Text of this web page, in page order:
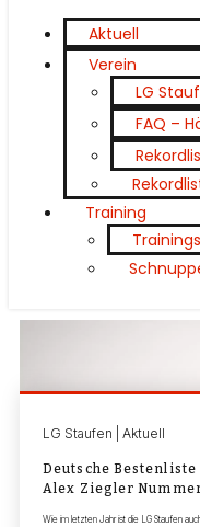
Aktuell
Verein
LG
FAQ –
Training
LG Staufen | Aktuell
Deutsche Bestenliste
Alex Ziegler
Wie im letzten Jahr ist die LG Staufen